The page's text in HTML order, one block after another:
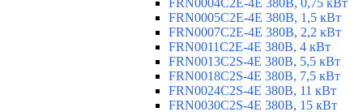
FRN0004C2E-4E 380В, 0,75 кВт
FRN0005C2E-4E 380В, 1,5 кВт
FRN0007C2E-4E 380В, 2,2 кВт
FRN0011C2E-4E 380В, 4 кВт
FRN0013C2S-4E 380В, 5,5 кВт
FRN0018C2S-4E 380В, 7,5 кВт
FRN0024C2S-4E 380В, 11 кВт
FRN0030C2S-4E 380В, 15 кВт